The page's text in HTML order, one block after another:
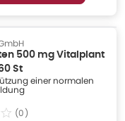
500 mg Vitalplant
St
einer normalen
(0)